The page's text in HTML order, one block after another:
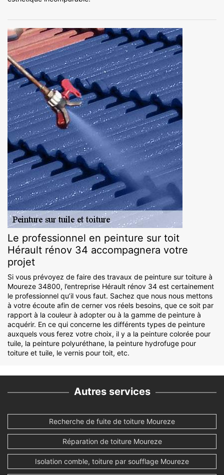
Le professionnel en peinture sur toit
Hérault rénov 34 accompagnera votre
projet
Si vous prévoyez de faire des travaux de peinture sur toiture à
Moureze 34800, l’entreprise Hérault rénov 34 est certainement
le professionnel qu’il vous faut. Sachez que nous nous mettons
à votre écoute afin de cerner vos réels besoins, que ce soit par
rapport à la couleur à adopter ou à la gamme de peinture à
acquérir. En ce qui concerne les différents types de peinture
auxquels vous ferez votre choix, il y a la peinture colorée pour
tuile, la peinture polyuréthane, la peinture hydrofuge pour
toiture et tuile, le vernis pour toit, etc.
Autres services
Recherche de fuite de toiture Moureze
Réparation de toiture Moureze
Isolation comble, toiture par soufflage Moureze